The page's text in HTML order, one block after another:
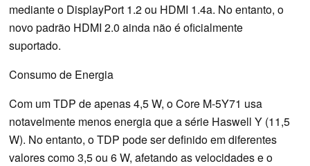
mediante o DisplayPort 1.2 ou HDMI 1.4a. No entanto, o
novo padrão HDMI 2.0 ainda não é oficialmente
suportado.
Consumo de Energia
Com um TDP de apenas 4,5 W, o Core M-5Y71 usa
notavelmente menos energia que a série Haswell Y (11,5
W). No entanto, o TDP pode ser definido em diferentes
valores como 3,5 ou 6 W, afetando as velocidades e o